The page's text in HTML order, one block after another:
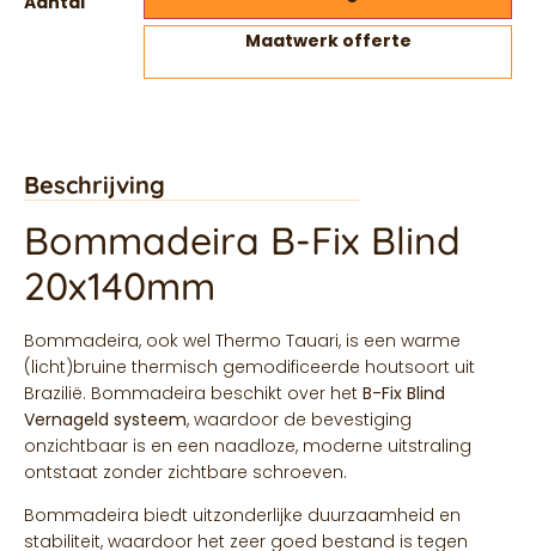
Maatwerk offerte
Beschrijving
Bommadeira B-Fix Blind
20x140mm
Bommadeira, ook wel Thermo Tauari, is een warme
(licht)bruine thermisch gemodificeerde houtsoort uit
Brazilië. Bommadeira beschikt over het B-Fix Blind
Vernageld systeem, waardoor de bevestiging
onzichtbaar is en een naadloze, moderne uitstraling
ontstaat zonder zichtbare schroeven.
Bommadeira biedt uitzonderlijke duurzaamheid en
stabiliteit, waardoor het zeer goed bestand is tegen